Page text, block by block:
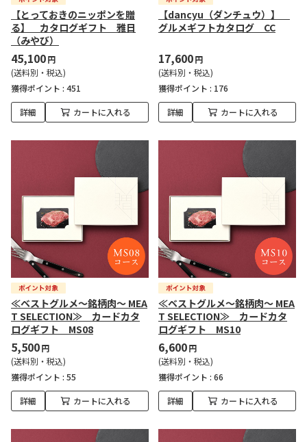
【とっておきのニッポンを贈
る】 カタログギフト 雅日
（みやび）
45,100円
(送料別・税込)
獲得ポイント : 451
詳細 カートに入れる
【dancyu（ダンチュウ）】
グルメギフトカタログ CC
17,600円
(送料別・税込)
獲得ポイント : 176
詳細 カートに入れる
≪ベストグルメ～銘柄肉～ MEA
T SELECTION≫ カードカタ
ログギフト MS08
5,500円
(送料別・税込)
獲得ポイント : 55
詳細 カートに入れる
≪ベストグルメ～銘柄肉～ MEA
T SELECTION≫ カードカタ
ログギフト MS10
6,600円
(送料別・税込)
獲得ポイント : 66
詳細 カートに入れる